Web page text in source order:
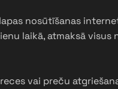
nosūtīšanas
laikā, atmaksā
vai preču